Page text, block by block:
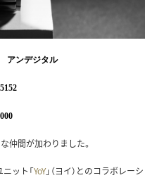
アンデジタル
仲間が加わりました。
ット「YoY」（ヨイ）とのコラボレーシ